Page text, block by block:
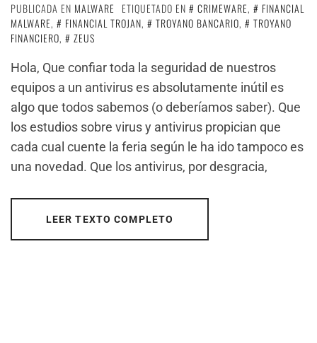
PUBLICADA EN MALWARE ETIQUETADO EN CRIMEWARE,
FINANCIAL
MALWARE, FINANCIAL TROJAN, TROYANO BANCARIO,
TROYANO
FINANCIERO,
ZEUS
Hola, Que confiar toda la seguridad de nuestros
equipos a un antivirus es absolutamente inútil es
algo que todos sabemos (o deberíamos saber). Que
los estudios sobre virus y antivirus propician que
cada cual cuente la feria según le ha ido tampoco es
una novedad. Que los antivirus, por desgracia,
LEER TEXTO COMPLETO